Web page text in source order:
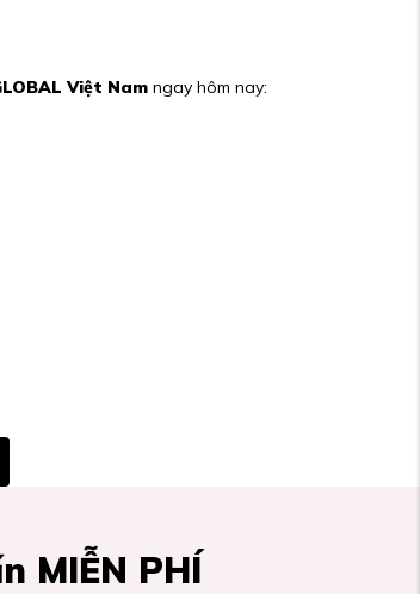
Việt Nam ngay hôm nay:
MIỄN PHÍ